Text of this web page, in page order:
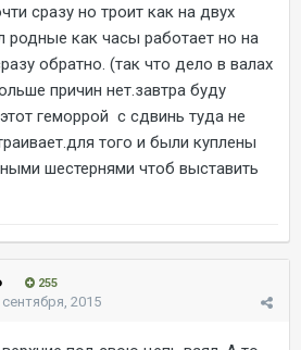
сразу но троит как на двух
родные как часы работает но на
обратно. (так что дело в валах
причин нет.завтра буду
геморрой с сдвинь туда не
того и были куплены
шестернями чтоб выставить
255
сентября, 2015